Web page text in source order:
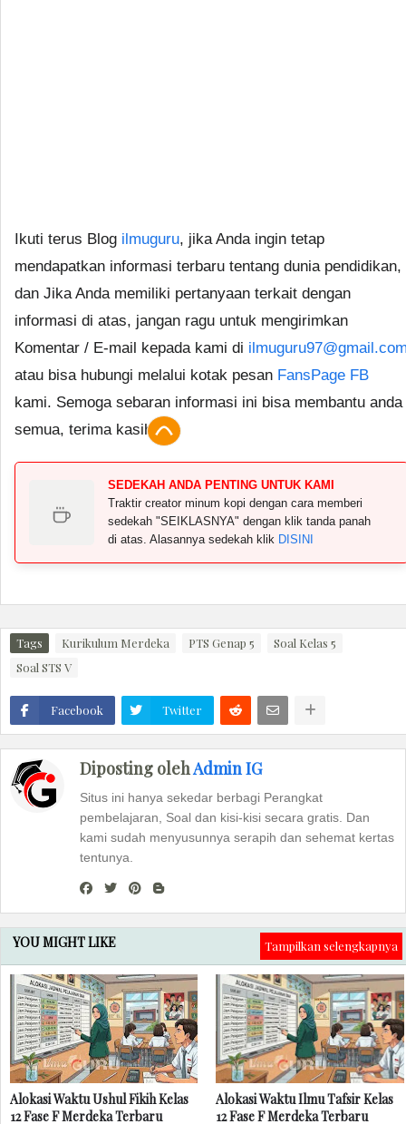
Ikuti terus Blog ilmuguru, jika Anda ingin tetap
mendapatkan informasi terbaru tentang dunia pendidikan,
dan Jika Anda memiliki pertanyaan terkait dengan
informasi di atas, jangan ragu untuk mengirimkan
Komentar / E-mail kepada kami di
atau bisa hubungi melalui kotak pesan FansPage FB
kami. Semoga sebaran informasi ini bisa membantu anda
semua, terima kasih.
SEDEKAH ANDA PENTING UNTUK KAMI
Traktir creator minum kopi dengan cara memberi
sedekah "SEIKLASNYA" dengan klik tanda panah
di atas. Alasannya sedekah klik DISINI
Tags Kurikulum Merdeka PTS Genap 5
Soal Kelas 5
Soal STS V
Facebook Twitter
Diposting olehAdmin IG
Situs ini hanya sekedar berbagi Perangkat
pembelajaran, Soal dan kisi-kisi secara gratis. Dan
kami sudah menyusunnya serapih dan sehemat kertas
tentunya.
YOU MIGHT LIKE Tampilkan selengkapnya
Alokasi Waktu Ushul Fikih Kelas
12 Fase F Merdeka Terbaru
Alokasi Waktu Ilmu Tafsir Kelas
12 Fase F Merdeka Terbaru